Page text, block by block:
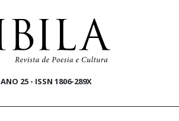
ANO 25 - ISSN 1806-289X